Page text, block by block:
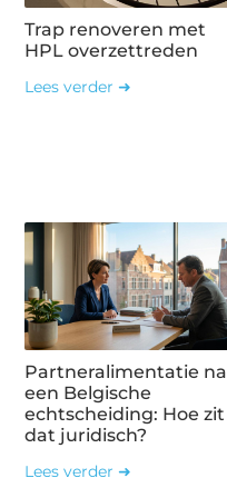
Trap renoveren met
HPL overzettreden
Lees verder ➜
Partneralimentatie na
een Belgische
echtscheiding: Hoe zit
dat juridisch?
Lees verder ➜